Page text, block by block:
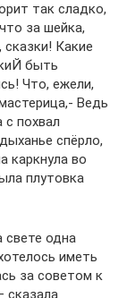
так сладко,
за шейка,
сказки! Какие
быть
Что, ежели,
Ведь
похвал
спёрло,
каркнула во
плутовка
свете одна
иметь
за советом к
сказала